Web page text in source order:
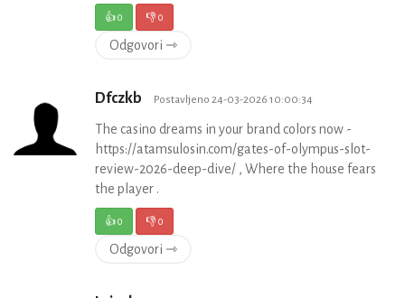
👍0 👎0
Odgovori ⇾
Dfczkb Postavljeno 24-03-2026 10:00:34
The casino dreams in your brand colors now -
https://atamsulosin.com/gates-of-olympus-slot-
review-2026-deep-dive/ , Where the house fears
the player .
👍0 👎0
Odgovori ⇾